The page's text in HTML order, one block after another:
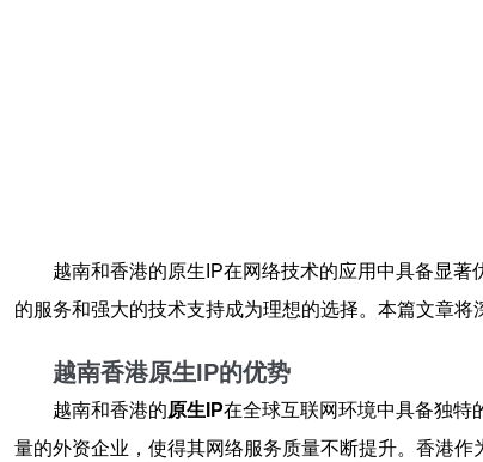
越南和香港的原生IP在网络技术的应用中具备显
的服务和强大的技术支持成为理想的选择。本篇文章
越南香港原生IP的优势
越南和香港的原生IP在全球互联网环境中具备独特
量的外资企业，使得其网络服务质量不断提升。香港